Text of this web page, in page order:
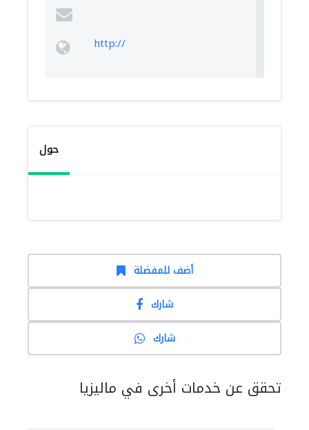
http://
حول
أضف للمفضلة
شارك
شارك
تحقق عن خدمات أخرى في ماليزيا